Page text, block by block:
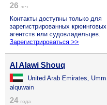
26 лет
Контакты доступны только для
зарегистрированных крюинговых
агентств или судовладельцев.
Зарегистрироваться >>
Al Alawi Shouq
United Arab Emirates, Umm
alquwain
24 года